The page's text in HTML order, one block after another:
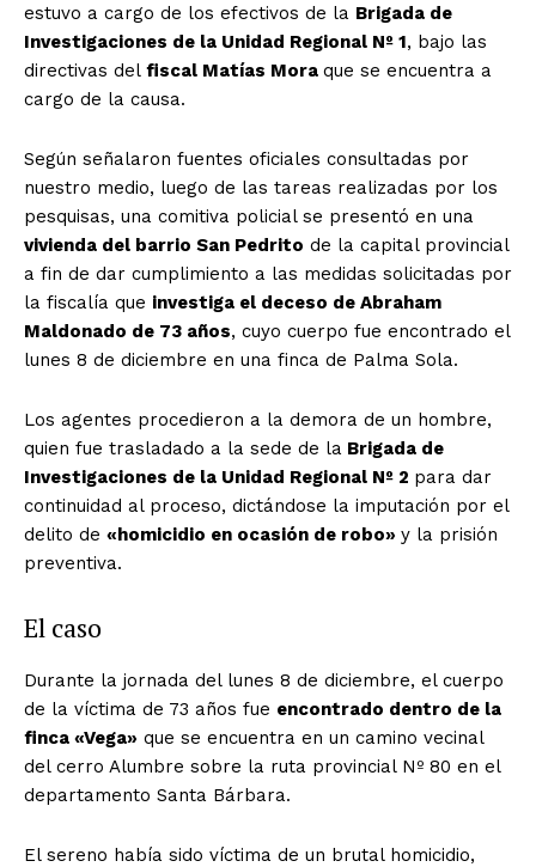
estuvo a cargo de los efectivos de la Brigada de
Investigaciones de la Unidad Regional Nº 1, bajo las
directivas del fiscal Matías Mora que se encuentra a
cargo de la causa.
Según señalaron fuentes oficiales consultadas por
nuestro medio, luego de las tareas realizadas por los
pesquisas, una comitiva policial se presentó en una
vivienda del barrio San Pedrito de la capital provincial
a fin de dar cumplimiento a las medidas solicitadas por
la fiscalía que investiga el deceso de Abraham
Maldonado de 73 años, cuyo cuerpo fue encontrado el
lunes 8 de diciembre en una finca de Palma Sola.
Los agentes procedieron a la demora de un hombre,
quien fue trasladado a la sede de la Brigada de
Investigaciones de la Unidad Regional Nº 2 para dar
continuidad al proceso, dictándose la imputación por el
delito de «homicidio en ocasión de robo» y la prisión
preventiva.
El caso
Durante la jornada del lunes 8 de diciembre, el cuerpo
de la víctima de 73 años fue encontrado dentro de la
finca «Vega» que se encuentra en un camino vecinal
del cerro Alumbre sobre la ruta provincial Nº 80 en el
departamento Santa Bárbara.
El sereno había sido víctima de un brutal homicidio,